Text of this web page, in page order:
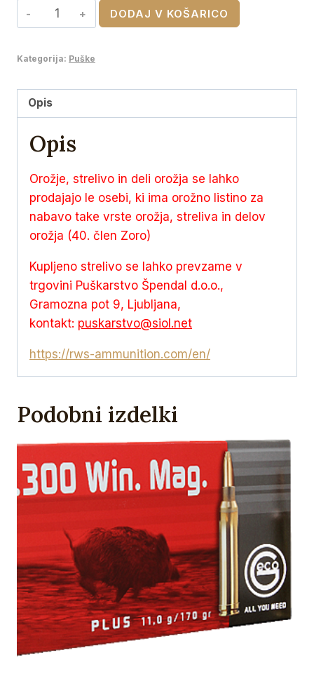
RWS
270
HIT
8,4g
količina
DODAJ V KOŠARICO
Kategorija: Puške
Opis
Opis
Orožje, strelivo in deli orožja se lahko
prodajajo le osebi, ki ima orožno listino za
nabavo take vrste orožja, streliva in delov
orožja (40. člen Zoro)
Kupljeno strelivo se lahko prevzame v
trgovini Puškarstvo Špendal d.o.o.,
Gramozna pot 9, Ljubljana,
kontakt: puskarstvo@siol.net
https://rws-ammunition.com/en/
Podobni izdelki